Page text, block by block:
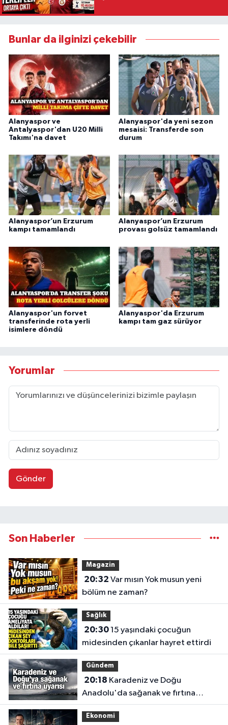
Bunlar da ilginizi çekebilir
Alanyaspor ve
Antalyaspor'dan U20 Milli
Takımı'na davet
Alanyaspor'da yeni sezon
mesaisi: Transferde son
durum
Alanyaspor’un Erzurum
kampı tamamlandı
Alanyaspor’un Erzurum
provası golsüz tamamlandı
Alanyaspor'un forvet
transferinde rota yerli
isimlere döndü
Alanyaspor'da Erzurum
kampı tam gaz sürüyor
Yorumlar
Gönder
Son Haberler
Magazin
20:32
bölüm ne zaman?
Sağlık
20:3015 yaşındaki çocuğun
midesinden çıkanlar hayret ettirdi
Gündem
20:18
Anadolu'da sağanak ve fırtına
uyarısı
Ekonomi